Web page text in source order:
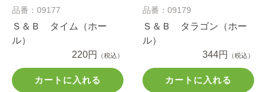
品番：09177
Ｓ＆Ｂ タイム（ホー
ル）
220円
（税込）
カートに入れる
品番：09179
Ｓ＆Ｂ タラゴン（ホー
ル）
344円
（税込）
カートに入れる